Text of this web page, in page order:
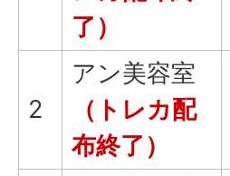
了）
2
アン美容室
（トレカ配
布終了）